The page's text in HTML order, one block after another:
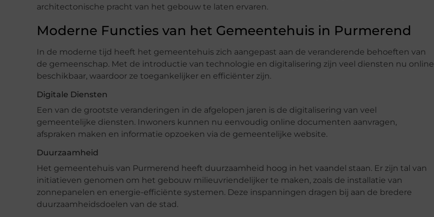
architectonische pracht van het gebouw te laten ervaren.
Moderne Functies van het Gemeentehuis in Purmerend
In de moderne tijd heeft het gemeentehuis zich aangepast aan de veranderende behoeften van
de gemeenschap. Met de introductie van technologie en digitalisering zijn veel diensten nu online
beschikbaar, waardoor ze toegankelijker en efficiënter zijn.
Digitale Diensten
Een van de grootste veranderingen in de afgelopen jaren is de digitalisering van veel
gemeentelijke diensten. Inwoners kunnen nu eenvoudig online documenten aanvragen,
afspraken maken en informatie opzoeken via de gemeentelijke website.
Duurzaamheid
Het gemeentehuis van Purmerend heeft duurzaamheid hoog in het vaandel staan. Er zijn tal van
initiatieven genomen om het gebouw milieuvriendelijker te maken, zoals de installatie van
zonnepanelen en energie-efficiënte systemen. Deze inspanningen dragen bij aan de bredere
duurzaamheidsdoelen van de stad.